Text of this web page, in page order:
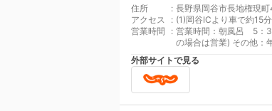
住所 : 長野県岡谷市長地権現
アクセス
:
営業時間
: 営業時間：朝風呂 5：
の場合は営業) その他：
外部サイトで見る